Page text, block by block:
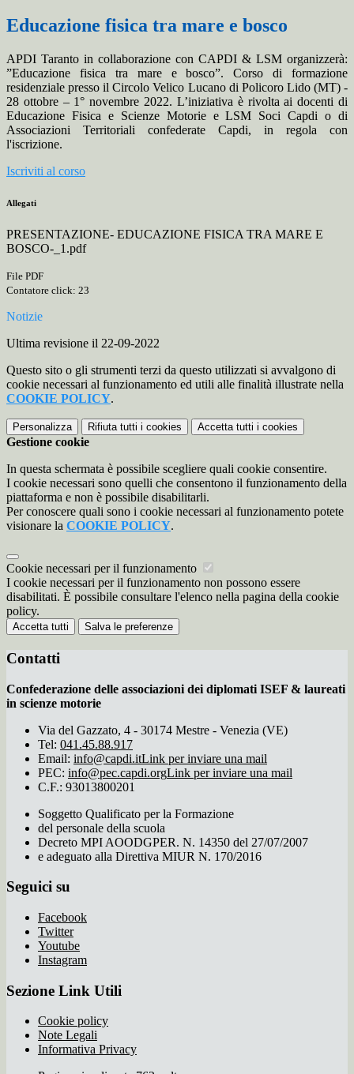
Educazione fisica tra mare e bosco
APDI Taranto in collaborazione con CAPDI & LSM organizzerà:
”Educazione fisica tra mare e bosco”. Corso di formazione
residenziale presso il Circolo Velico Lucano di Policoro Lido (MT) -
28 ottobre – 1° novembre 2022. L’iniziativa è rivolta ai docenti di
Educazione Fisica e Scienze Motorie e LSM Soci Capdi o di
Associazioni Territoriali confederate Capdi, in regola con
l'iscrizione.
Iscriviti al corso
Allegati
PRESENTAZIONE- EDUCAZIONE FISICA TRA MARE E
BOSCO-_1.pdf
File PDF
Contatore click: 23
Notizie
Ultima revisione il 22-09-2022
Questo sito o gli strumenti terzi da questo utilizzati si avvalgono di
cookie necessari al funzionamento ed utili alle finalità illustrate nella
COOKIE POLICY.
Personalizza Rifiuta tutti i cookies Accetta tutti i cookies
Gestione cookie
In questa schermata è possibile scegliere quali cookie consentire.
I cookie necessari sono quelli che consentono il funzionamento della
piattaforma e non è possibile disabilitarli.
Per conoscere quali sono i cookie necessari al funzionamento potete
visionare la COOKIE POLICY.
Cookie necessari per il funzionamento
I cookie necessari per il funzionamento non possono essere
disabilitati. È possibile consultare l'elenco nella pagina della cookie
policy.
Accetta tutti Salva le preferenze
Contatti
Confederazione delle associazioni dei diplomati ISEF & laureati
in scienze motorie
Via del Gazzato, 4 - 30174 Mestre - Venezia (VE)
Tel: 041.45.88.917
Email: info@capdi.itLink per inviare una mail
PEC: info@pec.capdi.orgLink per inviare una mail
C.F.: 93013800201
Soggetto Qualificato per la Formazione
del personale della scuola
Decreto MPI AOODGPER. N. 14350 del 27/07/2007
e adeguato alla Direttiva MIUR N. 170/2016
Seguici su
Facebook
Twitter
Youtube
Instagram
Sezione Link Utili
Cookie policy
Note Legali
Informativa Privacy